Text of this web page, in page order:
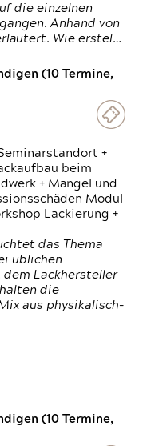
die einzelnen
Anhand von
Wie erstel…
(10 Termine,
+
beim
+ Mängel und
Modul
Lackierung +
das Thema
üblichen
dem Lackhersteller
die
aus physikalisch-
(10 Termine,